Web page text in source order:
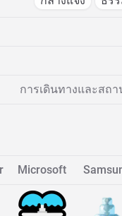
การเดินทางและสถ
Microsoft